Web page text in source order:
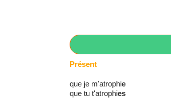
Présent
que je m'atrophie
que tu t'atrophies